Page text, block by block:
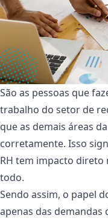
São as pessoas que
trabalho do setor de
que as demais áreas
corretamente. Isso
RH tem impacto direto
todo.
Sendo assim, o papel
apenas das demandas